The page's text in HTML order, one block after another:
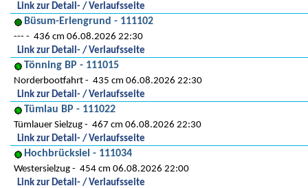
Link zur Detail- / Verlaufsseite
Büsum-Erlengrund - 111102
---
436 cm 06.08.2026 22:30
Link zur Detail- / Verlaufsseite
Tönning BP - 111015
Norderbootfahrt
435 cm 06.08.2026 22:30
Link zur Detail- / Verlaufsseite
Tümlau BP - 111022
Tümlauer Sielzug
467 cm 06.08.2026 22:30
Link zur Detail- / Verlaufsseite
Hochbrücksiel - 111034
Westersielzug
454 cm 06.08.2026 22:00
Link zur Detail- / Verlaufsseite